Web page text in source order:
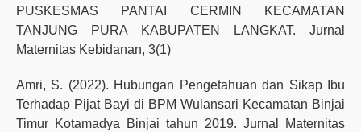
PUSKESMAS PANTAI CERMIN KECAMATAN
TANJUNG PURA KABUPATEN LANGKAT. Jurnal
Maternitas Kebidanan, 3(1)
Amri, S. (2022). Hubungan Pengetahuan dan Sikap Ibu
Terhadap Pijat Bayi di BPM Wulansari Kecamatan Binjai
Timur Kotamadya Binjai tahun 2019. Jurnal Maternitas